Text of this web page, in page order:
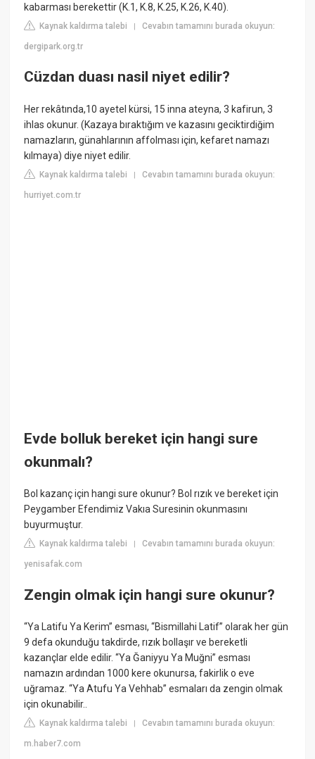
kabarması berekettir (K.1, K.8, K.25, K.26, K.40).
Kaynak kaldırma talebi |Cevabın tamamını burada okuyun:
dergipark.org.tr
Cüzdan duası nasil niyet edilir?
Her rekâtında,10 ayetel kürsi, 15 inna ateyna, 3 kafirun, 3
ihlas okunur. (Kazaya bıraktığım ve kazasını geciktirdiğim
namazların, günahlarının affolması için, kefaret namazı
kılmaya) diye niyet edilir.
Kaynak kaldırma talebi |Cevabın tamamını burada okuyun:
hurriyet.com.tr
Evde bolluk bereket için hangi sure
okunmalı?
Bol kazanç için hangi sure okunur? Bol rızık ve bereket için
Peygamber Efendimiz Vakıa Suresinin okunmasını
buyurmuştur.
Kaynak kaldırma talebi |Cevabın tamamını burada okuyun:
yenisafak.com
Zengin olmak için hangi sure okunur?
“Ya Latifu Ya Kerim” esması, “Bismillahi Latif” olarak her gün
9 defa okunduğu takdirde, rızık bollaşır ve bereketli
kazançlar elde edilir. “Ya Ğaniyyu Ya Muğni” esması
namazın ardından 1000 kere okunursa, fakirlik o eve
uğramaz. “Ya Atufu Ya Vehhab” esmaları da zengin olmak
için okunabilir..
Kaynak kaldırma talebi |Cevabın tamamını burada okuyun:
m.haber7.com